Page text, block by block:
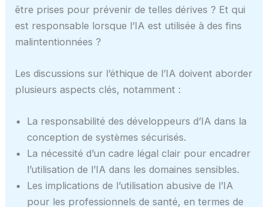
être prises pour prévenir de telles dérives ? Et qui
est responsable lorsque l’IA est utilisée à des fins
malintentionnées ?
Les discussions sur l’éthique de l’IA doivent aborder
plusieurs aspects clés, notamment :
La responsabilité des développeurs d’IA dans la
conception de systèmes sécurisés.
La nécessité d’un cadre légal clair pour encadrer
l’utilisation de l’IA dans les domaines sensibles.
Les implications de l’utilisation abusive de l’IA
pour les professionnels de santé, en termes de